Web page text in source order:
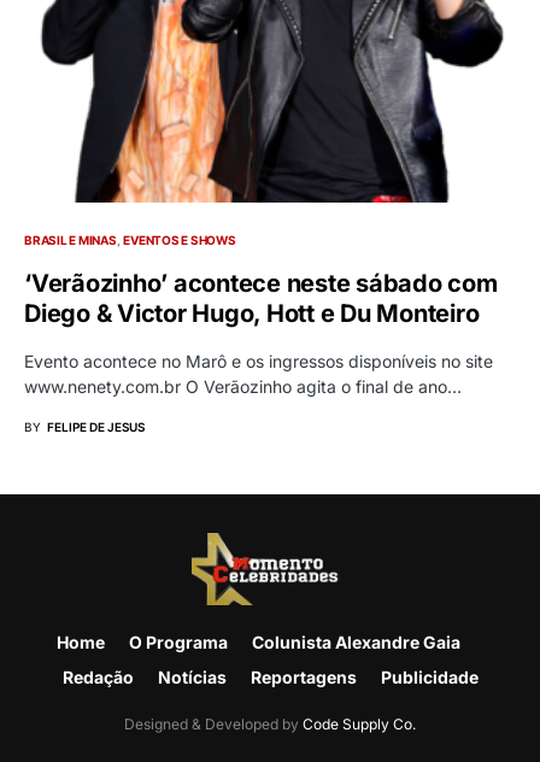
BRASIL E MINAS EVENTOS E SHOWS
‘Verãozinho’ acontece neste sábado com
Diego & Victor Hugo, Hott e Du Monteiro
Evento acontece no Marô e os ingressos disponíveis no site
www.nenety.com.br O Verãozinho agita o final de ano…
BY FELIPE DE JESUS
Home O Programa
Colunista Alexandre Gaia
Redação
Notícias Reportagens Publicidade
Designed & Developed by Code Supply Co.